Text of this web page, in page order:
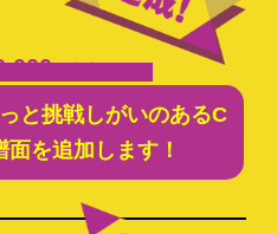
と挑戦しがいのあるC
を追加します！